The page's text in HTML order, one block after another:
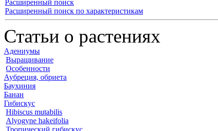
Расширенный поиск
Расширенный поиск по характеристикам
Статьи о растениях
Адениумы
Выращивание
Особенности
Аубреция, обриета
Баухиния
Банан
Гибискус
Hibiscus mutabilis
Alyogyne hakeifolia